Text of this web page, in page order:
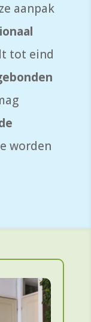
aanpak
tot eind
worden